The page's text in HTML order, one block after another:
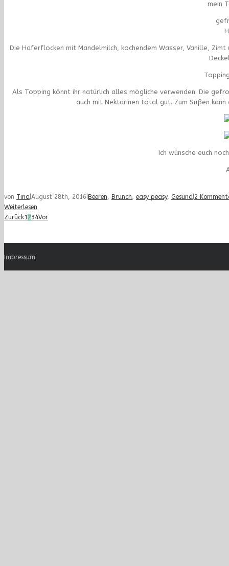
mein
Die Haferflocken mit Mandelmilch, kochendem Wasser, Vanille,
Als Topping könnt ihr natürlich alles mögliche verwenden. Die
auch mit Nektarinen total gut. Zum Süßen
Ich wünsche euch
von Tina August 28th, 2016 Beeren, Brunch, easy peasy, Gesund 2
Weiterlesen
Zurück1234Vor
Impressum